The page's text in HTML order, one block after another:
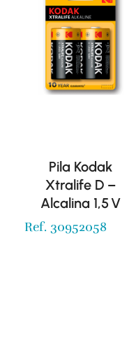
Pila Kodak
Xtralife D –
Alcalina 1,5 V
Ref. 30952058